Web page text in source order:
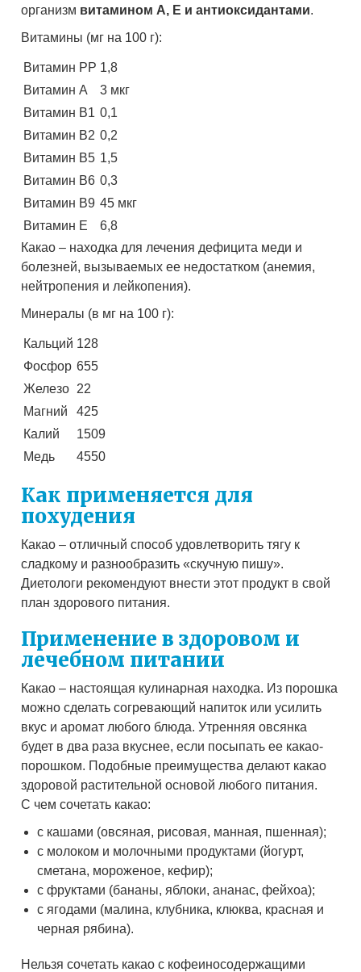
организм витамином А, Е и антиоксидантами.
Витамины (мг на 100 г):
Витамин PP 1,8
Витамин А
3 мкг
Витамин B1 0,1
Витамин B2 0,2
Витамин B5 1,5
Витамин B6 0,3
Витамин B9 45 мкг
Витамин E
6,8
Какао – находка для лечения дефицита меди и
болезней, вызываемых ее недостатком (анемия,
нейтропения и лейкопения).
Минералы (в мг на 100 г):
Кальций 128
Фосфор 655
Железо 22
Магний
425
Калий
1509
Медь
4550
Как применяется для
похудения
Какао – отличный способ удовлетворить тягу к
сладкому и разнообразить «скучную пишу».
Диетологи рекомендуют внести этот продукт в свой
план здорового питания.
Применение в здоровом и
лечебном питании
Какао – настоящая кулинарная находка. Из порошка
можно сделать согревающий напиток или усилить
вкус и аромат любого блюда. Утренняя овсянка
будет в два раза вкуснее, если посыпать ее какао-
порошком. Подобные преимущества делают какао
здоровой растительной основой любого питания.
С чем сочетать какао:
с кашами (овсяная, рисовая, манная, пшенная);
с молоком и молочными продуктами (йогурт,
сметана, мороженое, кефир);
с фруктами (бананы, яблоки, ананас, фейхоа);
с ягодами (малина, клубника, клюква, красная и
черная рябина).
Нельзя сочетать какао с кофеиносодержащими